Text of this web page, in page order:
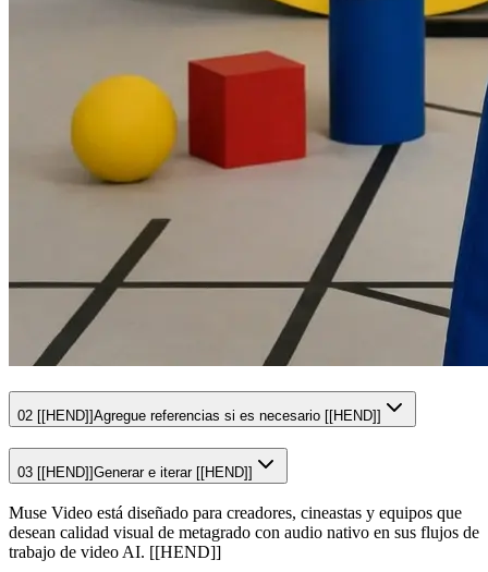
02 [[HEND]]Agregue referencias si es necesario [[HEND]]
03 [[HEND]]Generar e iterar [[HEND]]
Muse Video está diseñado para creadores, cineastas y equipos que
desean calidad visual de metagrado con audio nativo en sus flujos de
trabajo de video AI. [[HEND]]